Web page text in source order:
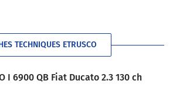
TECHNIQUES ETRUSCO
I 6900 QB Fiat Ducato 2.3 130 ch